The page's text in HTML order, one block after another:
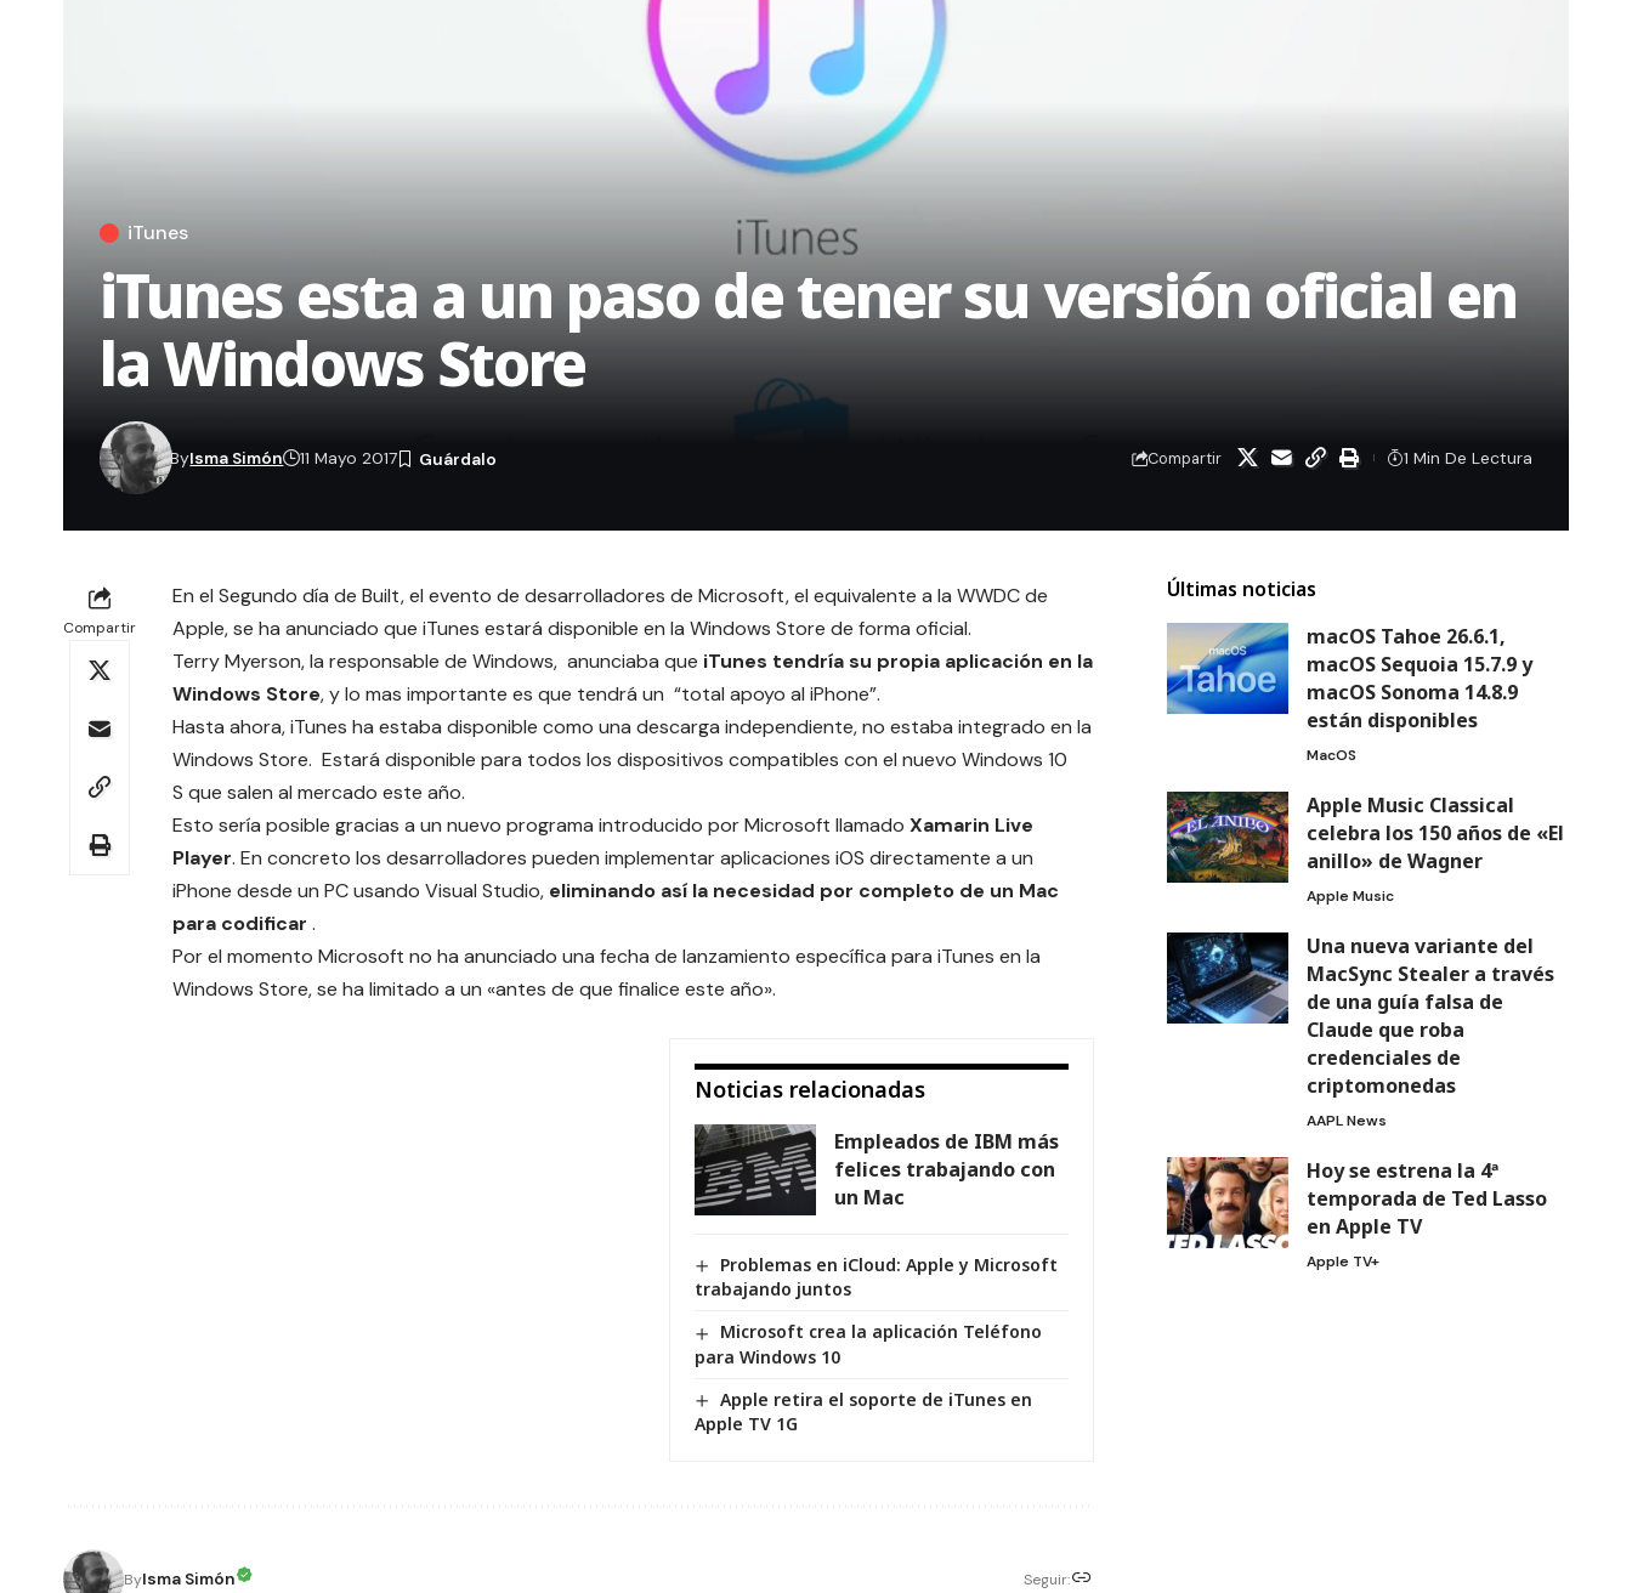
iTunes
iTunes esta a un paso de tener su versión oficial en
la Windows Store
ByIsma Simón 11 Mayo 2017 Compartir 1 Min De Lectura
Compartir
En el Segundo día de Built, el evento de desarrolladores de Microsoft, el equivalente a la WWDC de
Apple, se ha anunciado que iTunes estará disponible en la Windows Store de forma oficial.
Terry Myerson, la responsable de Windows, anunciaba que iTunes tendría su propia aplicación en la
Windows Store, y lo mas importante es que tendrá un “total apoyo al iPhone”.
Hasta ahora, iTunes ha estaba disponible como una descarga independiente, no estaba integrado en la
Windows Store. Estará disponible para todos los dispositivos compatibles con el nuevo Windows 10
S que salen al mercado este año.
Esto sería posible gracias a un nuevo programa introducido por Microsoft llamado Xamarin Live
Player. En concreto los desarrolladores pueden implementar aplicaciones iOS directamente a un
iPhone desde un PC usando Visual Studio, eliminando así la necesidad por completo de un Mac
para codificar .
Por el momento Microsoft no ha anunciado una fecha de lanzamiento específica para iTunes en la
Windows Store, se ha limitado a un «antes de que finalice este año».
Noticias relacionadas
Empleados de IBM más
felices trabajando con
un Mac
Problemas en iCloud: Apple y Microsoft
trabajando juntos
Microsoft crea la aplicación Teléfono
para Windows 10
Apple retira el soporte de iTunes en
Apple TV 1G
ByIsma Simón Seguir:
Últimas noticias
macOS Tahoe 26.6.1,
macOS Sequoia 15.7.9 y
macOS Sonoma 14.8.9
están disponibles
MacOS
Apple Music Classical
celebra los 150 años de «El
anillo» de Wagner
Apple Music
Una nueva variante del
MacSync Stealer a través
de una guía falsa de
Claude que roba
credenciales de
criptomonedas
AAPL News
Hoy se estrena la 4ª
temporada de Ted Lasso
en Apple TV
Apple TV+